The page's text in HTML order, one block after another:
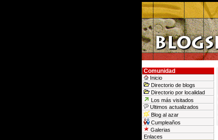
Comunidad
Inicio
Directorio de blogs
Directorio por localidad
Los más visitados
Ultimos actualizados
Blog al azar
Cumpleaños
Galerias
Enlaces